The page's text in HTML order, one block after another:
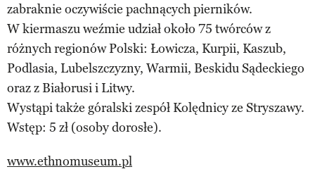
zabraknie oczywiście pachnących pierników.
W kiermaszu weźmie udział około 75 twórców z
różnych regionów Polski: Łowicza, Kurpii, Kaszub,
Podlasia, Lubelszczyzny, Warmii, Beskidu Sądeckiego
oraz z Białorusi i Litwy.
Wystąpi także góralski zespół Kolędnicy ze Stryszawy.
Wstęp: 5 zł (osoby dorosłe).
www.ethnomuseum.pl